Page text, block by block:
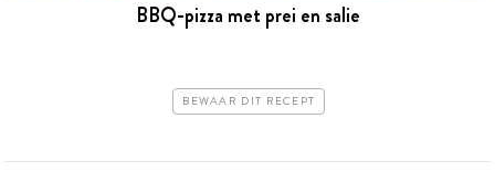
BBQ-pizza met prei en salie
BEWAAR DIT RECEPT